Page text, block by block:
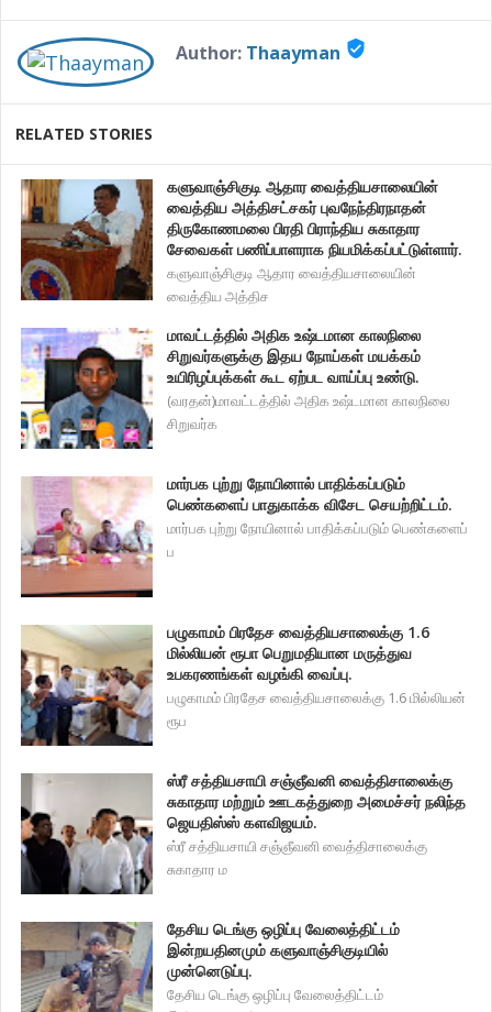
Author: Thaayman verified_user
RELATED STORIES
களுவாஞ்சிகுடி ஆதார வைத்தியசாலையின்
வைத்திய அத்திசட்சகர் புவநேந்திரநாதன்
திருகோணமலை பிரதி பிராந்திய சுகாதார
சேவைகள் பணிப்பாளராக நியமிக்கப்பட்டுள்ளார்.
களுவாஞ்சிகுடி ஆதார வைத்தியசாலையின்
வைத்திய அத்திச
மாவட்டத்தில் அதிக உஷ்டமான காலநிலை
சிறுவர்களுக்கு இதய நோய்கள் மயக்கம்
உயிரிழப்புக்கள் கூட ஏற்பட வாய்ப்பு உண்டு.
(வரதன்)மாவட்டத்தில் அதிக உஷ்டமான காலநிலை
சிறுவர்க
மார்பக புற்று நோயினால் பாதிக்கப்படும்
பெண்களைப் பாதுகாக்க விசேட செயற்றிட்டம்.
மார்பக புற்று நோயினால் பாதிக்கப்படும் பெண்களைப்
ப
பழுகாமம் பிரதேச வைத்தியசாலைக்கு 1.6
மில்லியன் ரூபா பெறுமதியான மருத்துவ
உபகரணங்கள் வழங்கி வைப்பு.
பழுகாமம் பிரதேச வைத்தியசாலைக்கு 1.6 மில்லியன்
ரூப
ஸ்ரீ சத்தியசாயி சஞ்ஞீவனி வைத்திசாலைக்கு
சுகாதார மற்றும் ஊடகத்துறை அமைச்சர் நலிந்த
ஜெயதிஸ்ஸ் களவிஜயம்.
ஸ்ரீ சத்தியசாயி சஞ்ஞீவனி வைத்திசாலைக்கு
சுகாதார ம
தேசிய டெங்கு ஒழிப்பு வேலைத்திட்டம்
இன்றயதினமும் களுவாஞ்சிகுடியில்
முன்னெடுப்பு.
தேசிய டெங்கு ஒழிப்பு வேலைத்திட்டம்